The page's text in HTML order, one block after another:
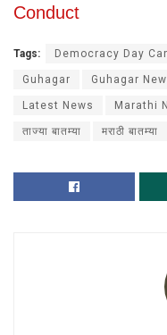
Conduct
Tags: Democracy Day
Guhagar Guhagar
Latest News Marathi
ताज्या बातम्या मराठी बातम्या